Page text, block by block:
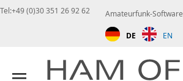
Amateurfunk-Software
DE EN
Tel:+49 (0)30 351 26 92 62